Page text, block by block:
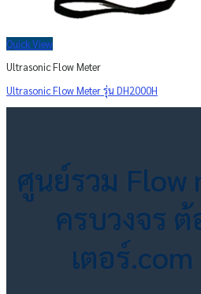
Quick View
Ultrasonic Flow Meter
Ultrasonic Flow Meter รุ่น DH2000H
ศูนย์รวม Flow
ครบวงจร
เตอร์